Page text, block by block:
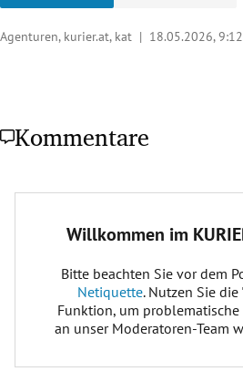
Agenturen, kurier.at, kat | 18.05.2026, 9:12
Kommentare